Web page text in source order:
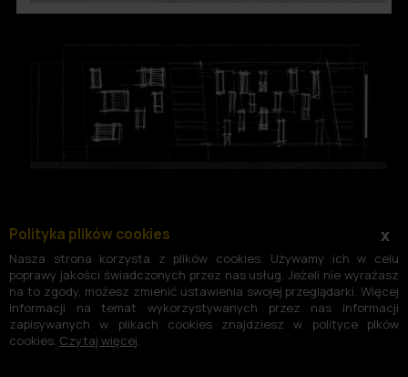
x
Polityka plików cookies
Nasza strona korzysta z plików cookies. Używamy ich w celu
poprawy jakości świadczonych przez nas usług. Jeżeli nie wyrażasz
na to zgody, możesz zmienić ustawienia swojej przeglądarki. Więcej
informacji na temat wykorzystywanych przez nas informacji
zapisywanych w plikach cookies znajdziesz w polityce plków
cookies. Czytaj więcej.